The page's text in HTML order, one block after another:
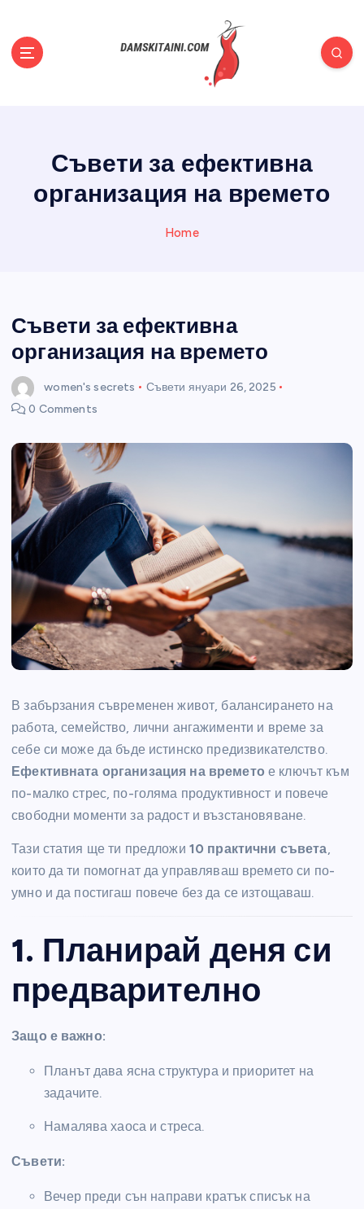
Съвети за ефективна
организация на времето
Home
Съвети за ефективна
организация на времето
women's secrets Съвети януари 26, 2025
0 Comments
В забързания съвременен живот, балансирането на
работа, семейство, лични ангажименти и време за
себе си може да бъде истинско предизвикателство.
Ефективната организация на времето е ключът към
по-малко стрес, по-голяма продуктивност и повече
свободни моменти за радост и възстановяване.
Тази статия ще ти предложи 10 практични съвета,
които да ти помогнат да управляваш времето си по-
умно и да постигаш повече без да се изтощаваш.
1. Планирай деня си
предварително
Защо е важно:
Планът дава ясна структура и приоритет на
задачите.
Намалява хаоса и стреса.
Съвети:
Вечер преди сън направи кратък списък на